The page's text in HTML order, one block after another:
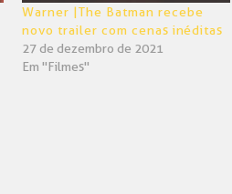
Warner |The Batman recebe
novo trailer com cenas inéditas
27 de dezembro de 2021
Em "Filmes"